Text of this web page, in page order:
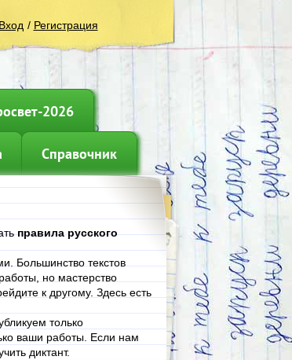
Вход / Регистрация
2026
Справочник
правила русского
Большинство текстов
но мастерство
к другому. Здесь есть
только
ваши работы. Если нам
диктант.